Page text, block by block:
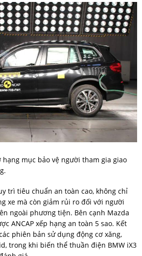
hạng mục bảo vệ người tham gia giao
trì tiêu chuẩn an toàn cao, không chỉ
xe mà còn giảm rủi ro đối với người
ngoài phương tiện. Bên cạnh Mazda
ANCAP xếp hạng an toàn 5 sao. Kết
phiên bản sử dụng động cơ xăng,
trong khi biến thể thuần điện BMW iX3